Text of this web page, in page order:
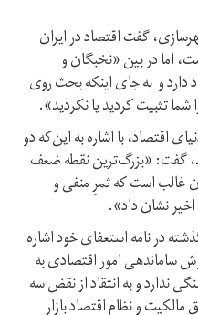
گفت اقتصاد در ایران
اما در بین «نخبگان و
و به جای اینکه بحث روی
تثبیت کردید یا نکردید».
اقتصاد، با اشاره به این‌که دو
گفت: «بزرگ‌ترین نقطه ضعف
غالب است که ثمرِ منفی و
نشان داد».
در نامه استعفای خود اشاره
ساماندهی امور اقتصادی به
ندارد و به انتقاد از نقض سه